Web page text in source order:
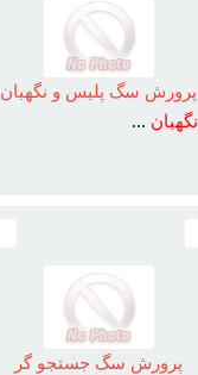
پرورش سگ پليس و نگهبان
نگهبان ...
پرورش سگ جستجو گر